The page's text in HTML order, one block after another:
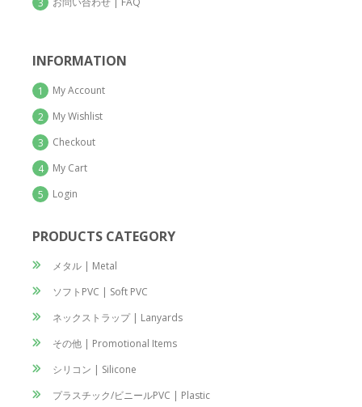
3
INFORMATION
1
My Account
2
My Wishlist
3
Checkout
4
My Cart
5
Login
PRODUCTS CATEGORY
メタル | Metal
ソフトPVC | Soft PVC
ネックストラップ | Lanyards
その他 | Promotional Items
シリコン | Silicone
プラスチック/ビニールPVC | Plastic